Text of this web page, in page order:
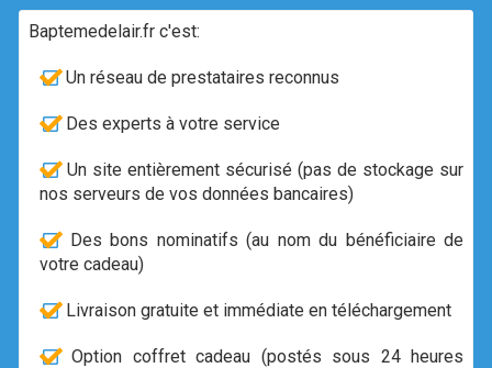
Baptemedelair.fr c'est:
Un réseau de prestataires reconnus
Des experts à votre service
Un site entièrement sécurisé (pas de stockage sur
nos serveurs de vos données bancaires)
Des bons nominatifs (au nom du bénéficiaire de
votre cadeau)
Livraison gratuite et immédiate en téléchargement
Option coffret cadeau (postés sous 24 heures